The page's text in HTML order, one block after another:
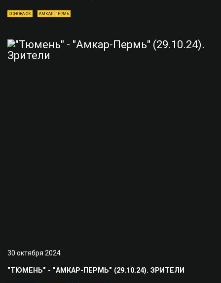
ОСНОВА ФК АМКАР-ПЕРМЬ
30 октября 2024
"ТЮМЕНЬ" - "АМКАР-ПЕРМЬ" (29.10.24). ЗРИТЕЛИ